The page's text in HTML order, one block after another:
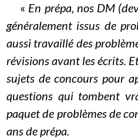
« En prépa, nos DM
généralement issus de
aussi travaillé des
révisions avant les écrits.
sujets de concours pour
questions qui tombent
paquet de problèmes de
ans de prépa.